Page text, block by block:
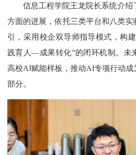
信息工程学院王龙院长系统介
方面的进展，依托三类平台和八类
引，采用校企双导师指导模式，构
践育人—成果转化”的闭环机制。未
高校AI赋能样板，推动AI专项行动成
部分。